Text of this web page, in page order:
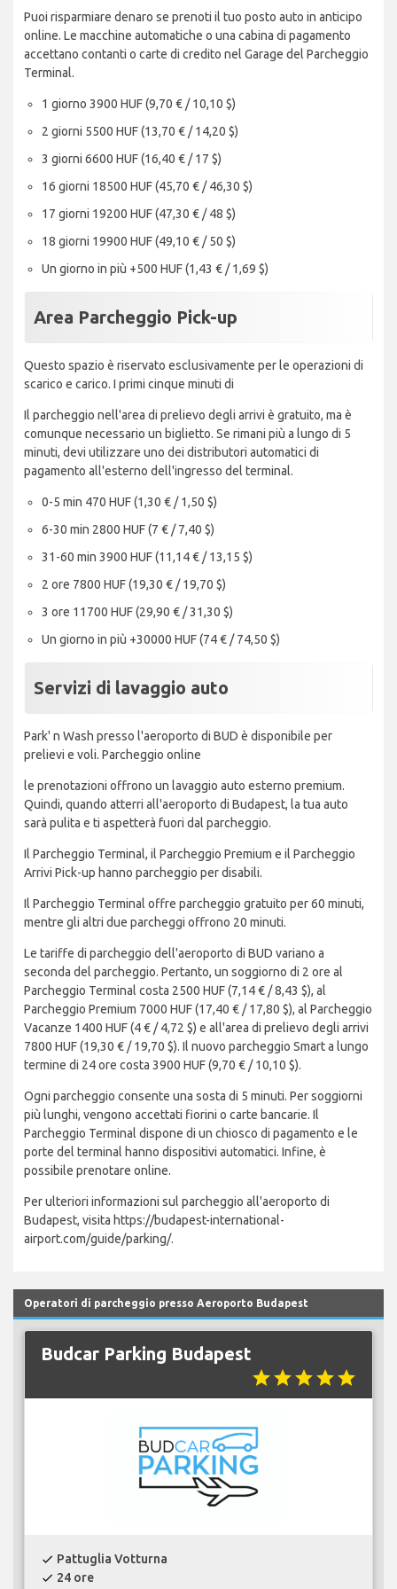
Puoi risparmiare denaro se prenoti il tuo posto auto in anticipo
online. Le macchine automatiche o una cabina di pagamento
accettano contanti o carte di credito nel Garage del Parcheggio
Terminal.
1 giorno 3900 HUF (9,70 € / 10,10 $)
2 giorni 5500 HUF (13,70 € / 14,20 $)
3 giorni 6600 HUF (16,40 € / 17 $)
16 giorni 18500 HUF (45,70 € / 46,30 $)
17 giorni 19200 HUF (47,30 € / 48 $)
18 giorni 19900 HUF (49,10 € / 50 $)
Un giorno in più +500 HUF (1,43 € / 1,69 $)
Area Parcheggio Pick-up
Questo spazio è riservato esclusivamente per le operazioni di
scarico e carico. I primi cinque minuti di
Il parcheggio nell'area di prelievo degli arrivi è gratuito, ma è
comunque necessario un biglietto. Se rimani più a lungo di 5
minuti, devi utilizzare uno dei distributori automatici di
pagamento all'esterno dell'ingresso del terminal.
0-5 min 470 HUF (1,30 € / 1,50 $)
6-30 min 2800 HUF (7 € / 7,40 $)
31-60 min 3900 HUF (11,14 € / 13,15 $)
2 ore 7800 HUF (19,30 € / 19,70 $)
3 ore 11700 HUF (29,90 € / 31,30 $)
Un giorno in più +30000 HUF (74 € / 74,50 $)
Servizi di lavaggio auto
Park' n Wash presso l'aeroporto di BUD è disponibile per
prelievi e voli. Parcheggio online
le prenotazioni offrono un lavaggio auto esterno premium.
Quindi, quando atterri all'aeroporto di Budapest, la tua auto
sarà pulita e ti aspetterà fuori dal parcheggio.
Il Parcheggio Terminal, il Parcheggio Premium e il Parcheggio
Arrivi Pick-up hanno parcheggio per disabili.
Il Parcheggio Terminal offre parcheggio gratuito per 60 minuti,
mentre gli altri due parcheggi offrono 20 minuti.
Le tariffe di parcheggio dell'aeroporto di BUD variano a
seconda del parcheggio. Pertanto, un soggiorno di 2 ore al
Parcheggio Terminal costa 2500 HUF (7,14 € / 8,43 $), al
Parcheggio Premium 7000 HUF (17,40 € / 17,80 $), al Parcheggio
Vacanze 1400 HUF (4 € / 4,72 $) e all'area di prelievo degli arrivi
7800 HUF (19,30 € / 19,70 $). Il nuovo parcheggio Smart a lungo
termine di 24 ore costa 3900 HUF (9,70 € / 10,10 $).
Ogni parcheggio consente una sosta di 5 minuti. Per soggiorni
più lunghi, vengono accettati fiorini o carte bancarie. Il
Parcheggio Terminal dispone di un chiosco di pagamento e le
porte del terminal hanno dispositivi automatici. Infine, è
possibile prenotare online.
Per ulteriori informazioni sul parcheggio all'aeroporto di
Budapest, visita https://budapest-international-
airport.com/guide/parking/.
Operatori di parcheggio presso Aeroporto Budapest
Budcar Parking Budapest
starstarstarstarstar
check Pattuglia Votturna
check 24 ore